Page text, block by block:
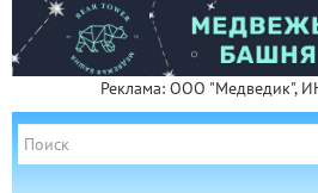
Реклама: ООО "Медведик",